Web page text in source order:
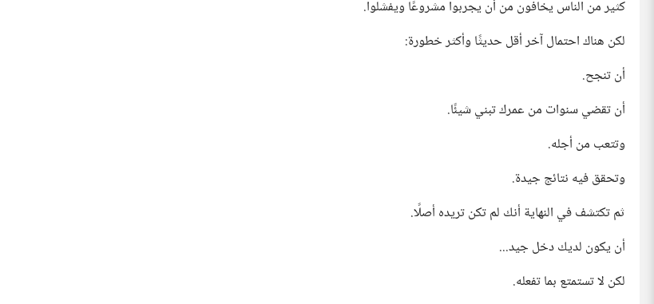
كثير من الناس يخافون من أن يجربوا مشروعًا ويفشلوا.
لكن هناك احتمال آخر أقل حديثًا وأكثر خطورة:
أن تنجح.
أن تقضي سنوات من عمرك تبني شيئًا.
وتتعب من أجله.
وتحقق فيه نتائج جيدة.
ثم تكتشف في النهاية أنك لم تكن تريده أصلًا.
أن يكون لديك دخل جيد...
لكن لا تستمتع بما تفعله.